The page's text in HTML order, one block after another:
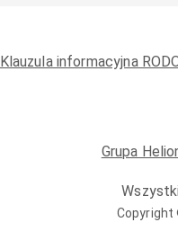
Klauzula informacyjna
Grupa
Copyright